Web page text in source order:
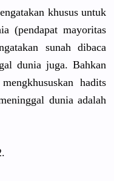
khusus untuk
(pendapat mayoritas
sunah dibaca
dunia juga. Bahkan
kan hadits
dunia adalah